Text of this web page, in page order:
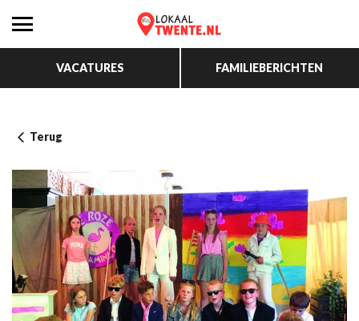
VACATURES FAMILIEBERICHTEN
Terug